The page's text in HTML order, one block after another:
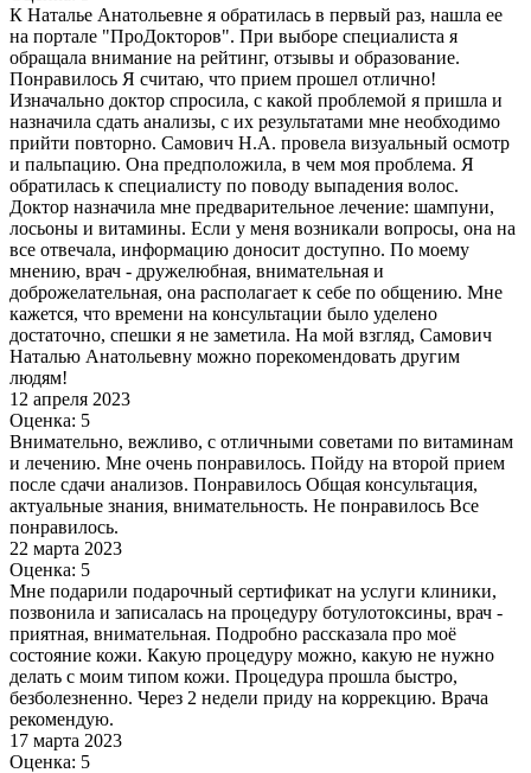
К Наталье Анатольевне я обратилась в первый раз, нашла ее
на портале "ПроДокторов". При выборе специалиста я
обращала внимание на рейтинг, отзывы и образование.
Понравилось Я считаю, что прием прошел отлично!
Изначально доктор спросила, с какой проблемой я пришла и
назначила сдать анализы​, с их результатами мне необходимо
прийти повторно. Самович Н.А. провела визуальный осмотр
и пальпацию. Она предположила, в чем моя проблема. Я
обратилась к специалисту по поводу выпадения волос​.
Доктор назначила мне предварительное лечение: шампуни,
лосьоны и витамины. Если у меня возникали вопросы, она на
все отвечала, информацию доносит доступно. По моему
мнению, врач - дружелюбная, внимательная и
доброжелательная, она располагает к себе по общению. Мне
кажется, что времени на консультации было уделено
достаточно, спешки я не заметила. На мой взгляд, Самович
Наталью Анатольевну можно порекомендовать другим
людям!
12 апреля 2023
Оценка: 5
Внимательно, вежливо, с отличными советами по витаминам
и лечению. Мне очень понравилось. Пойду на второй прием
после сдачи анализов​. Понравилось Общая консультация,
актуальные знания, внимательность. Не понравилось Все
понравилось.
22 марта 2023
Оценка: 5
Мне подарили подарочный сертификат на услуги клиники,
позвонила и записалась на процедуру ботулотоксины, врач -
приятная, внимательная. Подробно рассказала про моё
состояние кожи. Какую процедуру можно, какую не нужно
делать с моим типом кожи. Процедура прошла быстро,
безболезненно. Через 2 недели приду на коррекцию. Врача
рекомендую.
17 марта 2023
Оценка: 5